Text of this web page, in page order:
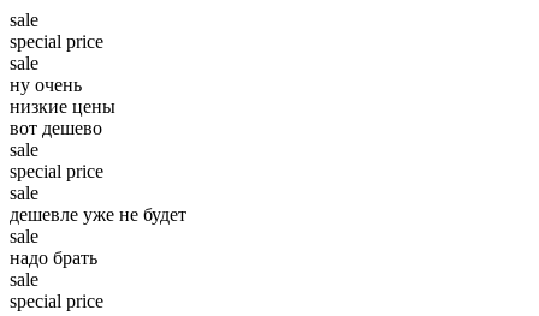
sale
special price
sale
ну очень
низкие цены
вот дешево
sale
special price
sale
дешевле уже не будет
sale
надо брать
sale
special price